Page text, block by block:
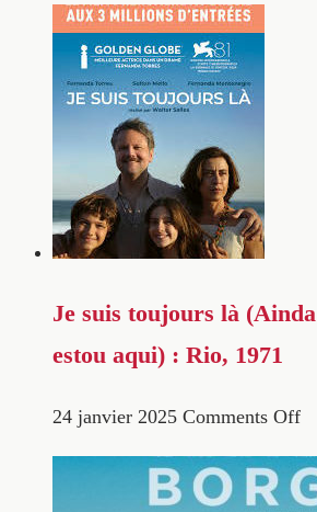
Je suis toujours là (Ainda
estou aqui) : Rio, 1971
24 janvier 2025 Comments Off